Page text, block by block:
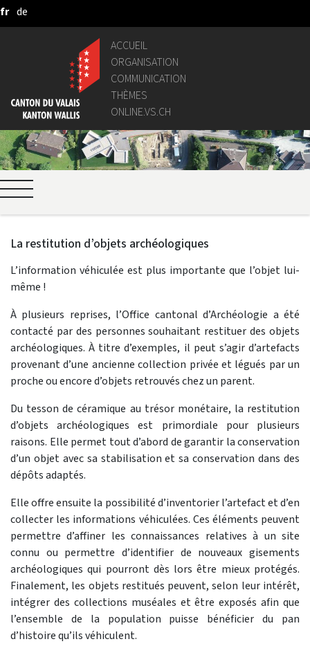
Saut au contenu principal
fr de
ACCUEIL
ORGANISATION
COMMUNICATION
THÈMES
ONLINE.VS.CH
La restitution d’objets archéologiques
L’information véhiculée est plus importante que l’objet lui-
même !
À plusieurs reprises, l’Office cantonal d’Archéologie a été
contacté par des personnes souhaitant restituer des objets
archéologiques. À titre d’exemples, il peut s’agir d’artefacts
provenant d’une ancienne collection privée et légués par un
proche ou encore d’objets retrouvés chez un parent.
Du tesson de céramique au trésor monétaire, la restitution
d’objets archéologiques est primordiale pour plusieurs
raisons. Elle permet tout d’abord de garantir la conservation
d’un objet avec sa stabilisation et sa conservation dans des
dépôts adaptés.
Elle offre ensuite la possibilité d’inventorier l’artefact et d’en
collecter les informations véhiculées. Ces éléments peuvent
permettre d’affiner les connaissances relatives à un site
connu ou permettre d’identifier de nouveaux gisements
archéologiques qui pourront dès lors être mieux protégés.
Finalement, les objets restitués peuvent, selon leur intérêt,
intégrer des collections muséales et être exposés afin que
l’ensemble de la population puisse bénéficier du pan
d’histoire qu’ils véhiculent.